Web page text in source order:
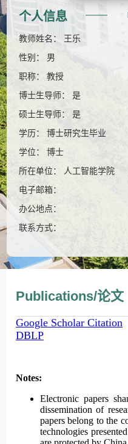
个人信息
教师姓名： 王乐
性别： 男
职称： 教授
博士生导师： 是
硕士生导师： 是
学历： 博士研究生毕业
学位： 博士
所在单位： 人工智能学院
电子邮箱：
办公地点：
联系方式：
Publications/论文